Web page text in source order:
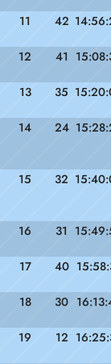
11 42
12 41
13 35
14 24
15 32
16 31
17 40
18 30
19 12